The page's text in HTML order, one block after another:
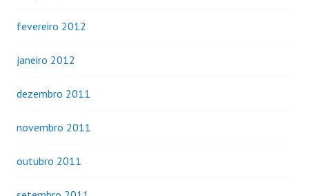
fevereiro 2012
janeiro 2012
dezembro 2011
novembro 2011
outubro 2011